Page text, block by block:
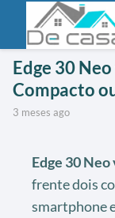
Edge 30
Compacto
3 meses ago
Edge 30 Neo
frente dois
smartphone